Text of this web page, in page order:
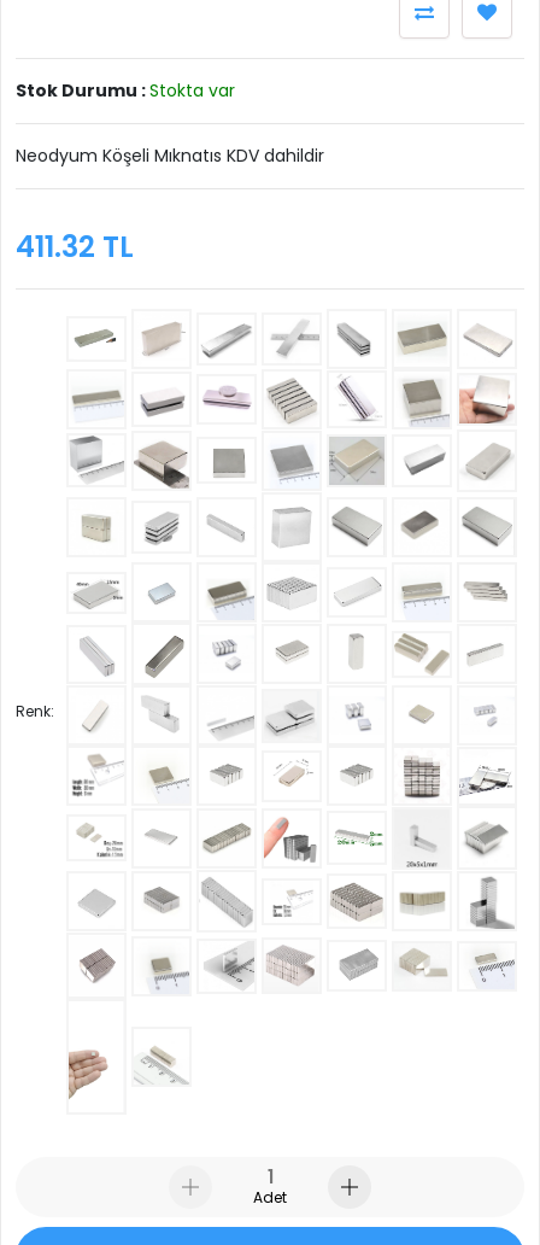
Stok Durumu :Stokta var
Neodyum Köşeli Mıknatıs KDV dahildir
411.32 TL
Renk:
Adet